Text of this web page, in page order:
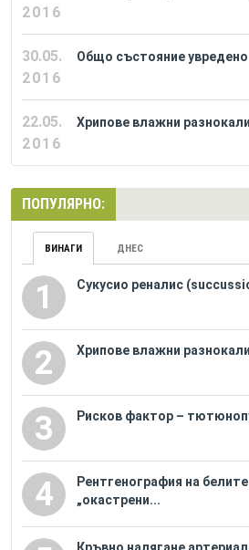
2016
30.05.
2016
Общо състояние увредено
22.05.
2016
Хрипове влажни
ПОПУЛЯРНО:
ВИНАГИ ДНЕС
1 Сукусио реналис
2 Хрипове влажни
3 Рисков фактор –
4
Рентгенография на
„окастрени...